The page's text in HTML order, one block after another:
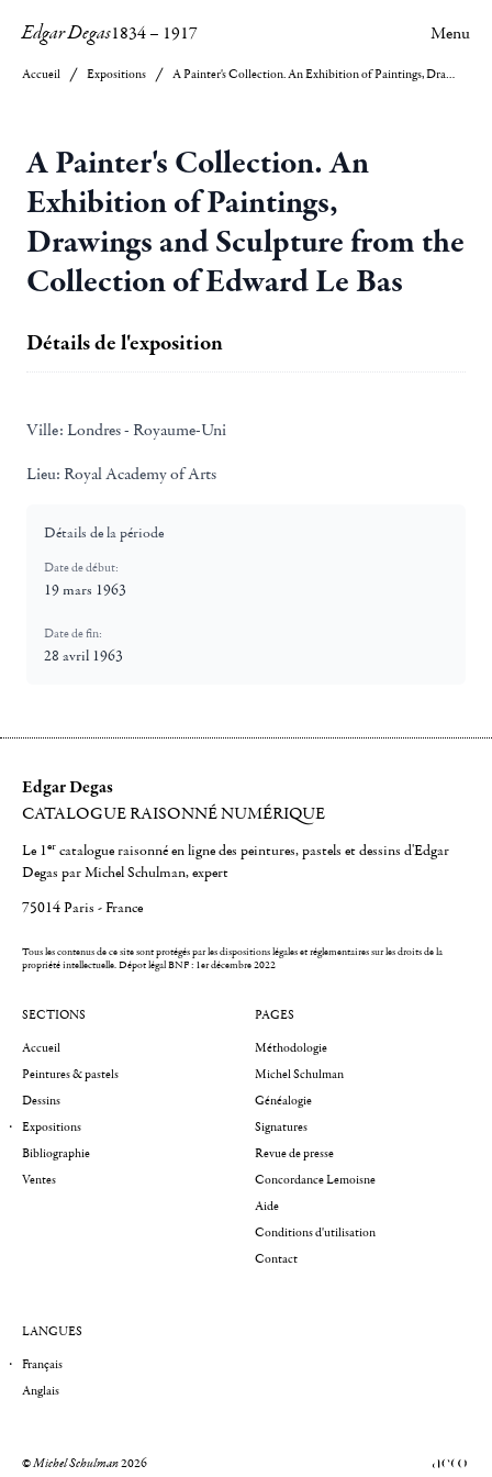
Edgar Degas1834– 1917 Menu
Accueil Expositions A Painter's Collection. An Exhibition of Paintings, Drawings and Sculpture from the Collection of Edward Le Bas
A Painter's Collection. An
Exhibition of Paintings,
Drawings and Sculpture from the
Collection of Edward Le Bas
Détails de l'exposition
Ville: Londres - Royaume-Uni
Lieu: Royal Academy of Arts
Détails de la période
Date de début:
19 mars 1963
Date de fin:
28 avril 1963
Edgar Degas
CATALOGUE RAISONNÉ NUMÉRIQUE
Le 1er catalogue raisonné en ligne des peintures, pastels et dessins d'Edgar
Degas par Michel Schulman, expert
75014 Paris - France
Tous les contenus de ce site sont protégés par les dispositions légales et réglementaires sur les droits de la
propriété intellectuelle.Dépot légal BNF : 1er décembre 2022
SECTIONS
Accueil
Peintures & pastels
Dessins
Expositions
Bibliographie
Ventes
PAGES
Méthodologie
Michel Schulman
Généalogie
Signatures
Revue de presse
Concordance Lemoisne
Aide
Conditions d'utilisation
Contact
LANGUES
Français
Anglais
©Michel Schulman2026